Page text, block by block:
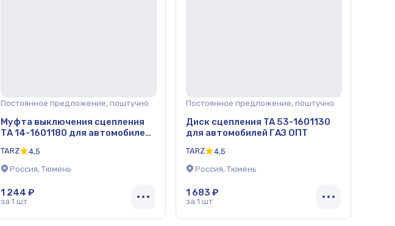
Постоянное предложение, поштучно
Муфта выключения сцепления
ТА 14-1601180 для автомобилей
TARZ
4,5
Россия, Тюмень
1 244 ₽
за 1 шт
Постоянное предложение, поштучно
Диск сцепления TA 53-1601130
для автомобилей ГАЗ ОПТ
TARZ
4,5
Россия, Тюмень
1 683 ₽
за 1 шт